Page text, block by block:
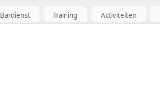
Bardienst Training Activiteiten